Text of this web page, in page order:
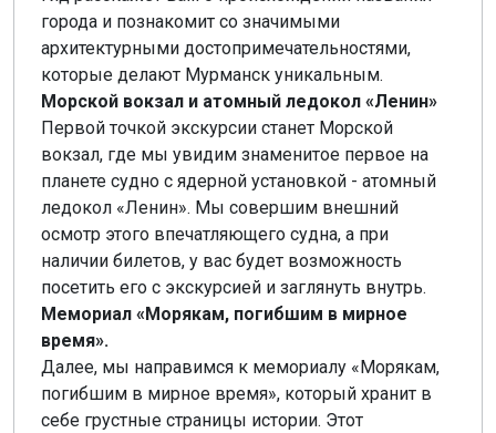
города и познакомит со значимыми
архитектурными достопримечательностями,
которые делают Мурманск уникальным.
Морской вокзал и атомный ледокол «Ленин»
Первой точкой экскурсии станет Морской
вокзал, где мы увидим знаменитое первое на
планете судно с ядерной установкой - атомный
ледокол «Ленин». Мы совершим внешний
осмотр этого впечатляющего судна, а при
наличии билетов, у вас будет возможность
посетить его с экскурсией и заглянуть внутрь.
Мемориал «Морякам, погибшим в мирное
время».
Далее, мы направимся к мемориалу «Морякам,
погибшим в мирное время», который хранит в
себе грустные страницы истории. Этот